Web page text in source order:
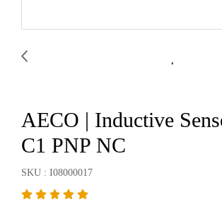
AECO | Inductive
C1 PNP NC
SKU : I08000017